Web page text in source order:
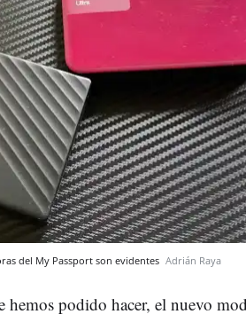
del My Passport son evidentes Adrián Raya
hemos podido hacer, el nuevo